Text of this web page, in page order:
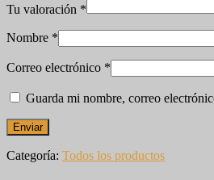
Tu valoración *
Nombre *
Correo electrónico *
Guarda mi nombre, correo
Categoría: Todos los productos